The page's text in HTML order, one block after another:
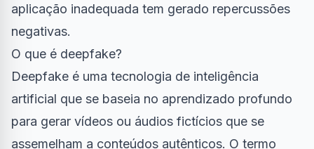
aplicação inadequada tem gerado repercussões
negativas.
O que é deepfake?
Deepfake é uma tecnologia de inteligência
artificial que se baseia no aprendizado profundo
para gerar vídeos ou áudios fictícios que se
assemelham a conteúdos autênticos. O termo